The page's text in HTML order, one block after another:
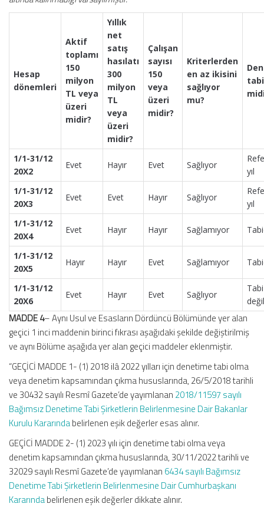
Hesap
dönemleri
Aktif
toplamı
150
milyon
TL veya
üzeri
midir?
Yıllık
net
satış
hasılatı
300
milyon
TL
veya
üzeri
midir?
Çalışan
sayısı
150
veya
üzeri
midir?
Kriterlerden
en az ikisini
sağlıyor
mu?
tabi
1/1-31/12
20X2
Evet Hayır Evet Sağlıyor
yıl
1/1-31/12
20X3
Evet Evet Hayır Sağlıyor
yıl
1/1-31/12
20X4
Evet Hayır Hayır Sağlamıyor
1/1-31/12
20X5
Hayır Hayır Evet Sağlamıyor
1/1-31/12
20X6
Evet Hayır Evet Sağlıyor
Tabi
MADDE 4– Aynı Usul ve Esasların Dördüncü Bölümünde yer alan
geçici 1 inci maddenin birinci fıkrası aşağıdaki şekilde değiştirilmiş
ve aynı Bölüme aşağıda yer alan geçici maddeler eklenmiştir.
“GEÇİCİ MADDE 1- (1) 2018 ilâ 2022 yılları için denetime tabi olma
veya denetim kapsamından çıkma hususlarında, 26/5/2018 tarihli
ve 30432 sayılı Resmî Gazete’de yayımlanan 2018/11597 sayılı
Bağımsız Denetime Tabi Şirketlerin Belirlenmesine Dair Bakanlar
Kurulu Kararındabelirlenen eşik değerler esas alınır.
GEÇİCİ MADDE 2- (1) 2023 yılı için denetime tabi olma veya
denetim kapsamından çıkma hususlarında, 30/11/2022 tarihli ve
32029 sayılı Resmî Gazete’de yayımlanan 6434 sayılı Bağımsız
Denetime Tabi Şirketlerin Belirlenmesine Dair Cumhurbaşkanı
Kararındabelirlenen eşik değerler dikkate alınır.